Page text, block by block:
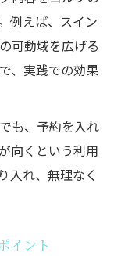
例えば、スイン
可動域を広げる
、実践での効果
も、予約を入れ
向くという利用
入れ、無理なく
イント